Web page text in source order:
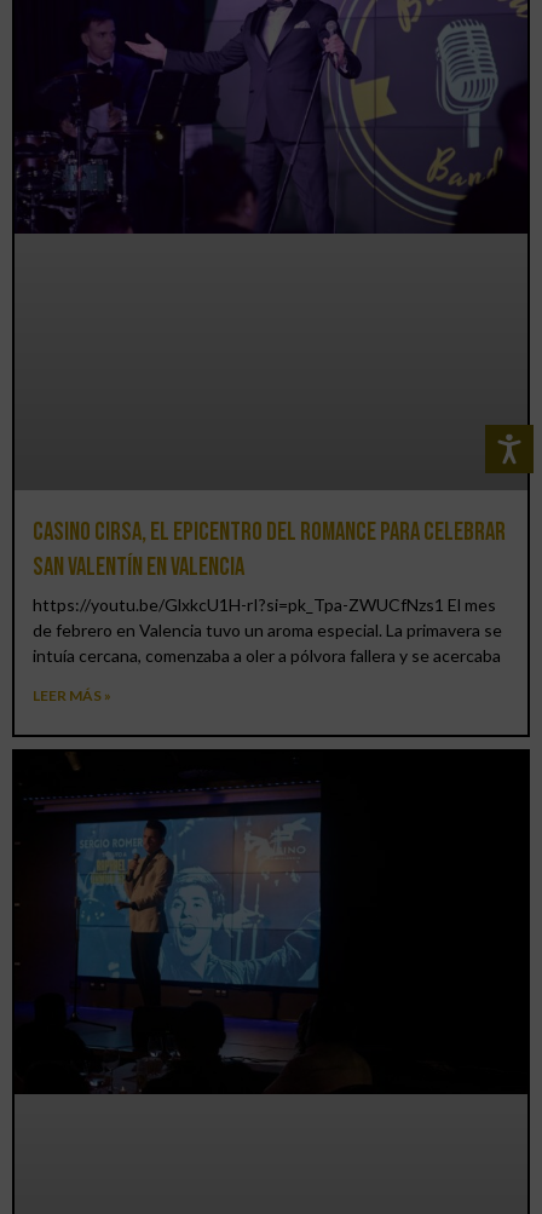
Casino CIRSA, el epicentro del romance para celebrar
San Valentín en Valencia
https://youtu.be/GlxkcU1H-rI?si=pk_Tpa-ZWUCfNzs1 El mes
de febrero en Valencia tuvo un aroma especial. La primavera se
intuía cercana, comenzaba a oler a pólvora fallera y se acercaba
LEER MÁS »